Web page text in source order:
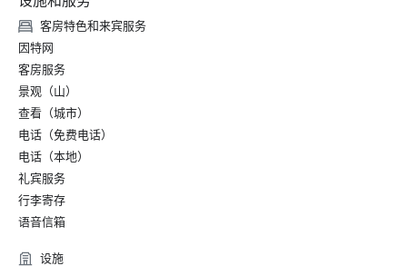
客房特色和来宾服务
因特网
客房服务
景观（山）
查看（城市）
电话（免费电话）
电话（本地）
礼宾服务
行李寄存
语音信箱
设施